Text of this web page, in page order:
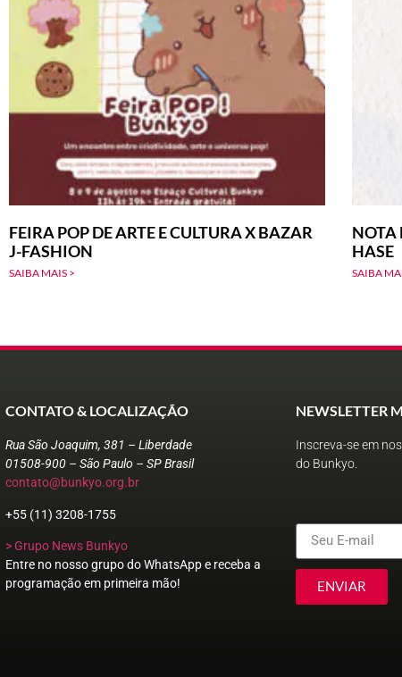
FEIRA POP DE ARTE E CULTURA X BAZAR
J-FASHION
SAIBA MAIS >
NOTA
HASE
SAIBA
CONTATO & LOCALIZAÇÃO
Rua São Joaquim, 381 – Liberdade
01508-900 – São Paulo – SP Brasil
contato@bunkyo.org.br
+55 (11) 3208-1755
> Grupo News Bunkyo
Entre no nosso grupo do WhatsApp e receba a
programação em primeira mão!
NEWSLETTER
Inscreva-se em
do Bunkyo.
ENVIAR